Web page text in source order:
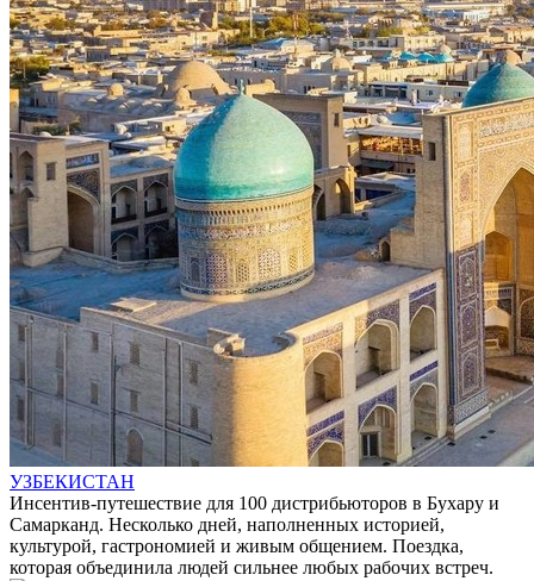
УЗБЕКИСТАН
Инсентив-путешествие для 100 дистрибьюторов в Бухару и
Самарканд. Несколько дней, наполненных историей,
культурой, гастрономией и живым общением. Поездка,
которая объединила людей сильнее любых рабочих встреч.